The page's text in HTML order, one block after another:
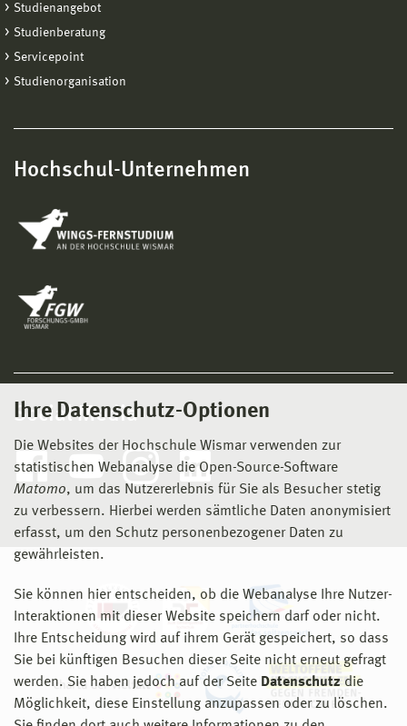
Ihre Datenschutz-Optionen
Die Websites der Hochschule Wismar verwenden zur
statistischen Webanalyse die Open-Source-Software
Matomo, um das Nutzererlebnis für Sie als Besucher stetig
zu verbessern. Hierbei werden sämtliche Daten anonymisiert
erfasst, um den Schutz personenbezogener Daten zu
gewährleisten.
Sie können hier entscheiden, ob die Webanalyse Ihre Nutzer-
Interaktionen mit dieser Website speichern darf oder nicht.
Ihre Entscheidung wird auf ihrem Gerät gespeichert, so dass
Sie bei künftigen Besuchen dieser Seite nicht erneut gefragt
werden. Sie haben jedoch auf der Seite Datenschutz die
Möglichkeit, diese Einstellung anzupassen oder zu löschen.
Studienangebot
Studienberatung
Servicepoint
Studienorganisation
Hochschul-Unternehmen
Social Media